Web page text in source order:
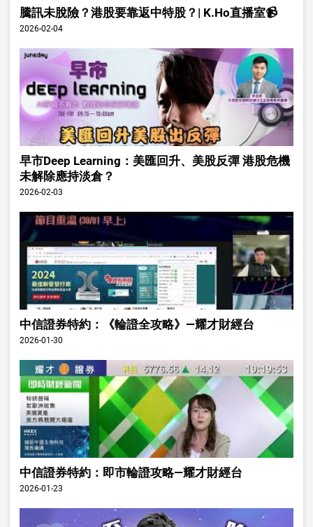
騰訊未脫險？港股要靠返中特股？| K.Ho直播室📹
2026-02-04
早市Deep Learning：美匯回升、美股反彈 港股危機
未解除應持淡倉？
2026-02-03
中信證券特約：《輪證全攻略》—耀才財經台
2026-01-30
中信證券特約：即市輪證攻略—耀才財經台
2026-01-23